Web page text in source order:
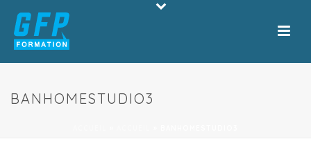
BANHOMESTUDIO3